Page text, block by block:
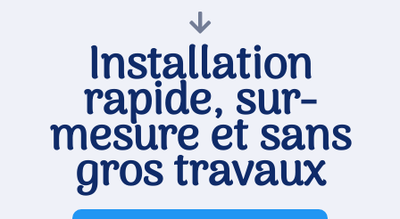
Installation
rapide, sur-
mesure et sans
gros travaux